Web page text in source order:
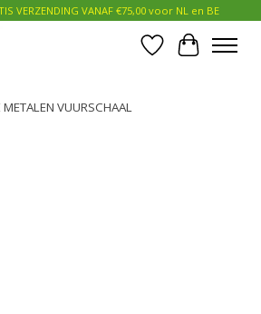
VERZENDING VANAF €75,00 voor NL en BE
Verlanglijst
VUURSCHAAL